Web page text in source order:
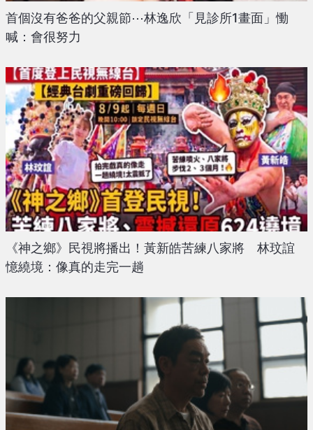
首個沒有爸爸的父親節⋯林逸欣「見診所1畫面」慟
喊：會很努力
《神之鄉》民視將播出！黃新皓苦練八家將 林玟誼
憶繞境：像真的走完一趟